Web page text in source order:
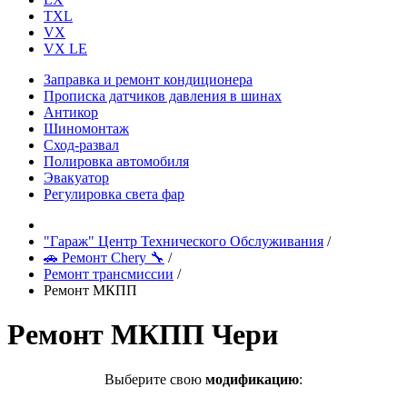
TXL
VX
VX LE
Заправка и ремонт кондиционера
Прописка датчиков давления в шинах
Антикор
Шиномонтаж
Сход-развал
Полировка автомобиля
Эвакуатор
Регулировка света фар
"Гараж" Центр Технического Обслуживания /
🚗 Ремонт Chery 🔧 /
Ремонт трансмиссии /
Ремонт МКПП
Ремонт МКПП Чери
Выберите свою модификацию: